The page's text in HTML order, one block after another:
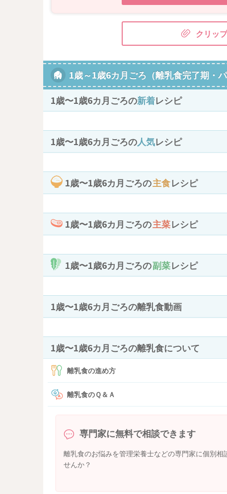
クリッ
1歳～1歳6カ月ごろ（離乳食完了期・
1歳〜1歳6カ月ごろの新着レシピ
1歳〜1歳6カ月ごろの人気レシピ
1歳〜1歳6カ月ごろの主食レシピ
1歳〜1歳6カ月ごろの主菜レシピ
1歳〜1歳6カ月ごろの副菜レシピ
1歳〜1歳6カ月ごろの離乳食動画
1歳〜1歳6カ月ごろの離乳食について
離乳食の進め方
離乳食のＱ＆Ａ
専門家に無料で相談できます
離乳食のお悩みを管理栄養士などの専門家に個別相
せんか？